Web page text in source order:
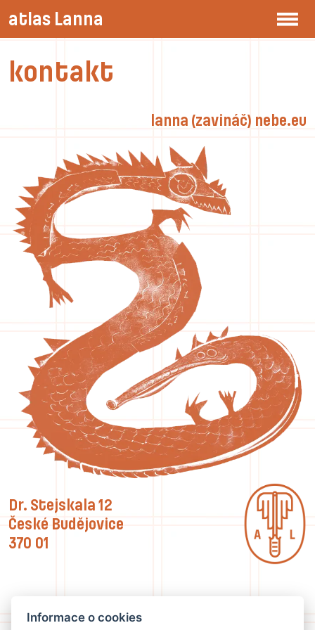
atlas Lanna
kontakt
lanna (zavináč) nebe.eu
Dr. Stejskala 12
České Budějovice
370 01
Informace o cookies